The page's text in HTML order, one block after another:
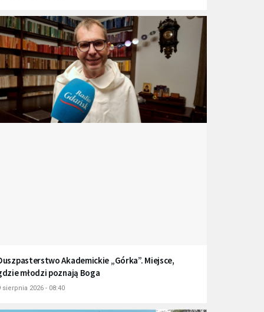
Akademickie „Górka”. Miejsce,
młodzi poznają Boga
sierpnia 2026 - 08:40